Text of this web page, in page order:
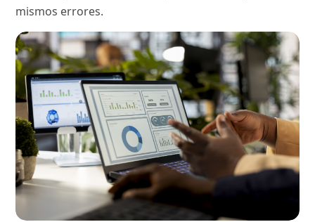
mismos errores.